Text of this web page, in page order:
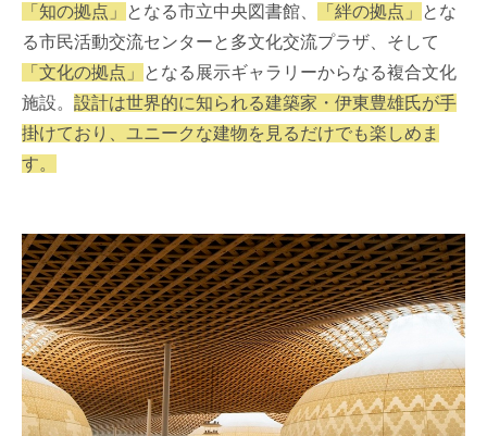
「知の拠点」 となる市立中央図書館、 「絆の拠点」
とな
る市民活動交流センターと多文化交流プラザ、そして
「文化の拠点」
となる展示ギャラリーからなる複合文化
施設。 設計は世界的に知られる建築家・伊東豊雄氏が手
掛けており、ユニークな建物を見るだけでも楽しめま
す。